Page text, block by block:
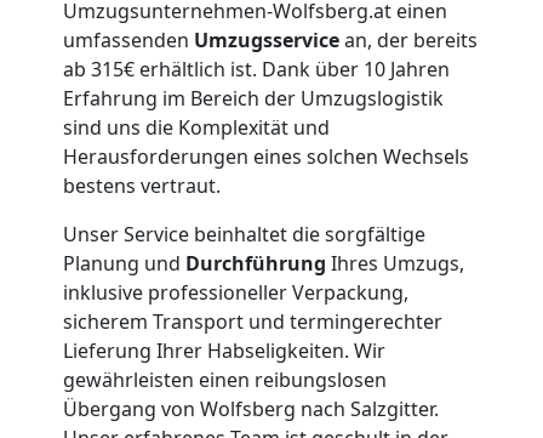
Umzugsunternehmen-Wolfsberg.at einen
umfassenden Umzugsservicean, der bereits
ab 315€ erhältlich ist. Dank über 10 Jahren
Erfahrung im Bereich der Umzugslogistik
sind uns die Komplexität und
Herausforderungen eines solchen Wechsels
bestens vertraut.
Unser Service beinhaltet die sorgfältige
Planung und Durchführung Ihres Umzugs,
inklusive professioneller Verpackung,
sicherem Transport und termingerechter
Lieferung Ihrer Habseligkeiten. Wir
gewährleisten einen reibungslosen
Übergang von Wolfsberg nach Salzgitter.